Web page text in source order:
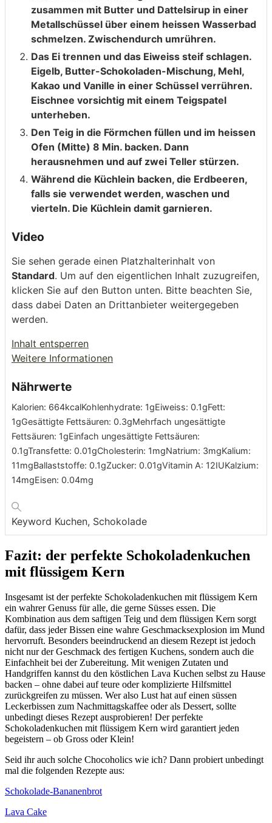
zusammen mit Butter und Dattelsirup in einer
Metallschüssel über einem heissen Wasserbad
schmelzen. Zwischendurch umrühren.
Das Ei trennen und das Eiweiss steif schlagen.
Eigelb, Butter-Schokoladen-Mischung, Mehl,
Kakao und Vanille in einer Schüssel verrühren.
Eischnee vorsichtig mit einem Teigspatel
unterheben.
Den Teig in die Förmchen füllen und im heissen
Ofen (Mitte) 8 Min. backen. Dann
herausnehmen und auf zwei Teller stürzen.
Während die Küchlein backen, die Erdbeeren,
falls sie verwendet werden, waschen und
vierteln. Die Küchlein damit garnieren.
Video
Sie sehen gerade einen Platzhalterinhalt von
Standard. Um auf den eigentlichen Inhalt zuzugreifen,
klicken Sie auf den Button unten. Bitte beachten Sie,
dass dabei Daten an Drittanbieter weitergegeben
werden.
Inhalt entsperren
Weitere Informationen
Nährwerte
Kalorien: 664kcalKohlenhydrate: 1gEiweiss: 0.1gFett:
1gGesättigte Fettsäuren: 0.3gMehrfach ungesättigte
Fettsäuren: 1gEinfach ungesättigte Fettsäuren:
0.1gTransfette: 0.01gCholesterin: 1mgNatrium: 3mgKalium:
11mgBallaststoffe: 0.1gZucker: 0.01gVitamin A: 12IUKalzium:
14mgEisen: 0.04mg
Keyword Kuchen, Schokolade
Fazit: der perfekte Schokoladenkuchen
mit flüssigem Kern
Insgesamt ist der perfekte Schokoladenkuchen mit flüssigem Kern
ein wahrer Genuss für alle, die gerne Süsses essen. Die
Kombination aus dem saftigen Teig und dem flüssigen Kern sorgt
dafür, dass jeder Bissen eine wahre Geschmacksexplosion im Mund
hervorruft. Besonders beeindruckend an diesem Rezept ist jedoch
nicht nur der Geschmack des fertigen Kuchens, sondern auch die
Einfachheit bei der Zubereitung. Mit wenigen Zutaten und
Handgriffen kannst du den köstlichen Lava Kuchen selbst zu Hause
backen – ohne dabei auf teure oder komplizierte Hilfsmittel
zurückgreifen zu müssen. Wer also Lust hat auf einen süssen
Leckerbissen zum Nachmittagskaffee oder als Dessert, sollte
unbedingt dieses Rezept ausprobieren! Der perfekte
Schokoladenkuchen mit flüssigem Kern wird garantiert jeden
begeistern – ob Gross oder Klein!
Seid ihr auch solche Chocoholics wie ich? Dann probiert unbedingt
mal die folgenden Rezepte aus:
Schokolade-Bananenbrot
Lava Cake